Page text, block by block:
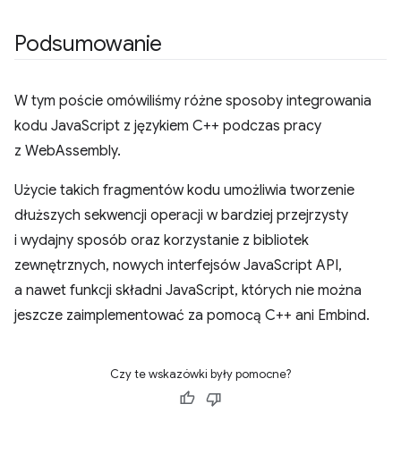
Podsumowanie
W tym poście omówiliśmy różne sposoby integrowania
kodu JavaScript z językiem C++ podczas pracy
z WebAssembly.
Użycie takich fragmentów kodu umożliwia tworzenie
dłuższych sekwencji operacji w bardziej przejrzysty
i wydajny sposób oraz korzystanie z bibliotek
zewnętrznych, nowych interfejsów JavaScript API,
a nawet funkcji składni JavaScript, których nie można
jeszcze zaimplementować za pomocą C++ ani Embind.
Czy te wskazówki były pomocne?